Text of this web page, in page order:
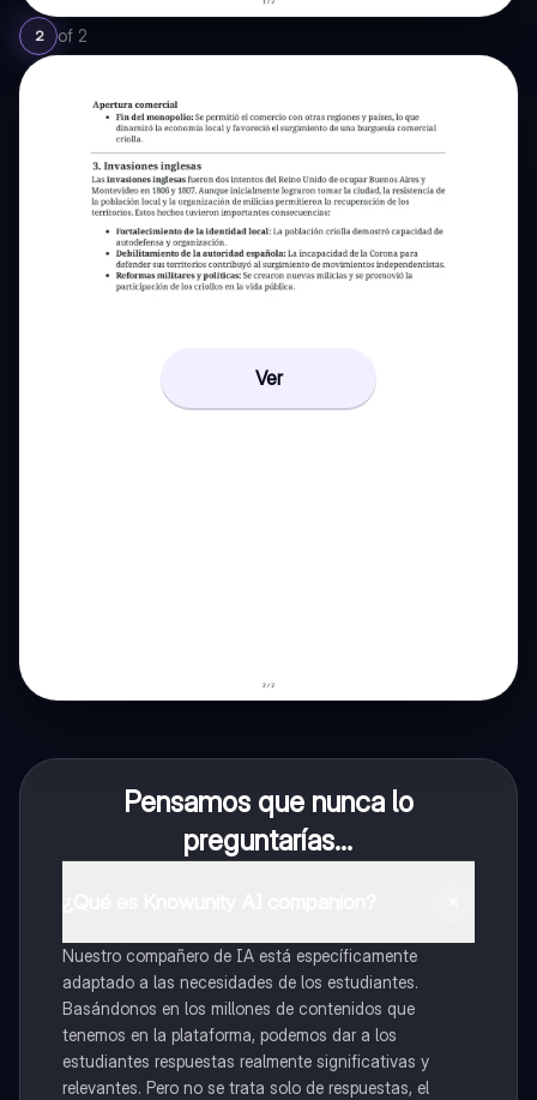
2 of 2
Ver
Pensamos que nunca lo
preguntarías...
Nuestro compañero de IA está específicamente
adaptado a las necesidades de los estudiantes.
Basándonos en los millones de contenidos que
tenemos en la plataforma, podemos dar a los
estudiantes respuestas realmente significativas y
relevantes. Pero no se trata solo de respuestas, el